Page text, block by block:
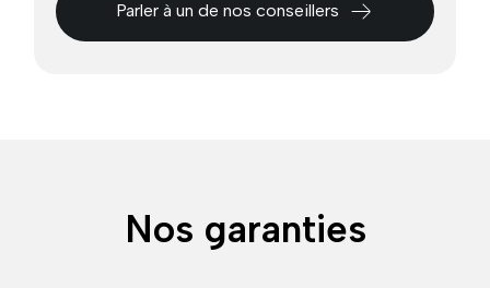
Parler à un de nos conseillers
Nos garanties